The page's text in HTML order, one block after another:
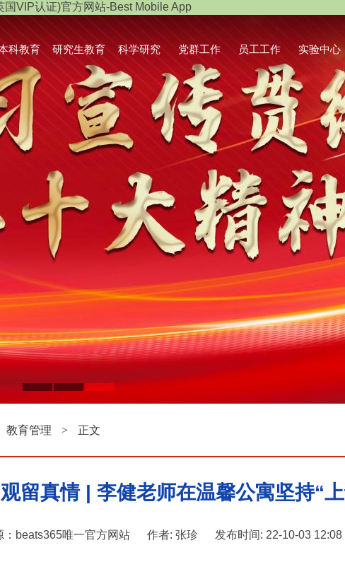
国VIP认证)官方网站-Best Mobile App
科教育 研究生教育 科学研究 党群工作 员工工作 实验中心
教育管理 > 正文
留真情 | 李健老师在温馨公寓坚持“
：beats365唯一官方网站 作者: 张珍 发布时间: 22-10-03 12:08